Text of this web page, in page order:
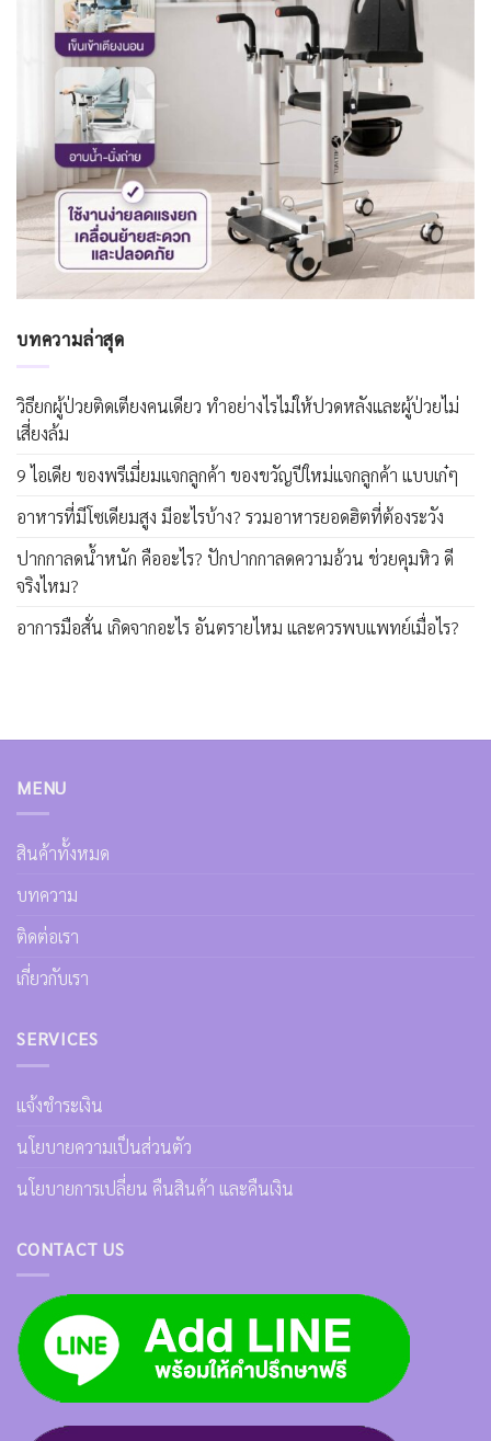
บทความล่าสุด
วิธียกผู้ป่วยติดเตียงคนเดียว ทำอย่างไรไม่ให้ปวดหลังและผู้ป่วยไม่
เสี่ยงล้ม
9 ไอเดีย ของพรีเมี่ยมแจกลูกค้า ของขวัญปีใหม่แจกลูกค้า แบบเก๋ๆ
อาหารที่มีโซเดียมสูง มีอะไรบ้าง? รวมอาหารยอดฮิตที่ต้องระวัง
ปากกาลดน้ำหนัก คืออะไร? ปักปากกาลดความอ้วน ช่วยคุมหิว ดี
จริงไหม?
อาการมือสั่น เกิดจากอะไร อันตรายไหม และควรพบแพทย์เมื่อไร?
MENU
สินค้าทั้งหมด
บทความ
ติดต่อเรา
เกี่ยวกับเรา
SERVICES
แจ้งชำระเงิน
นโยบายความเป็นส่วนตัว
นโยบายการเปลี่ยน คืนสินค้า และคืนเงิน
CONTACT US